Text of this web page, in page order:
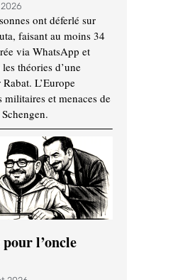
ont déferlé sur
faisant au moins 34
via WhatsApp et
théories d’une
L’Europe
militaires et menaces de
l’oncle